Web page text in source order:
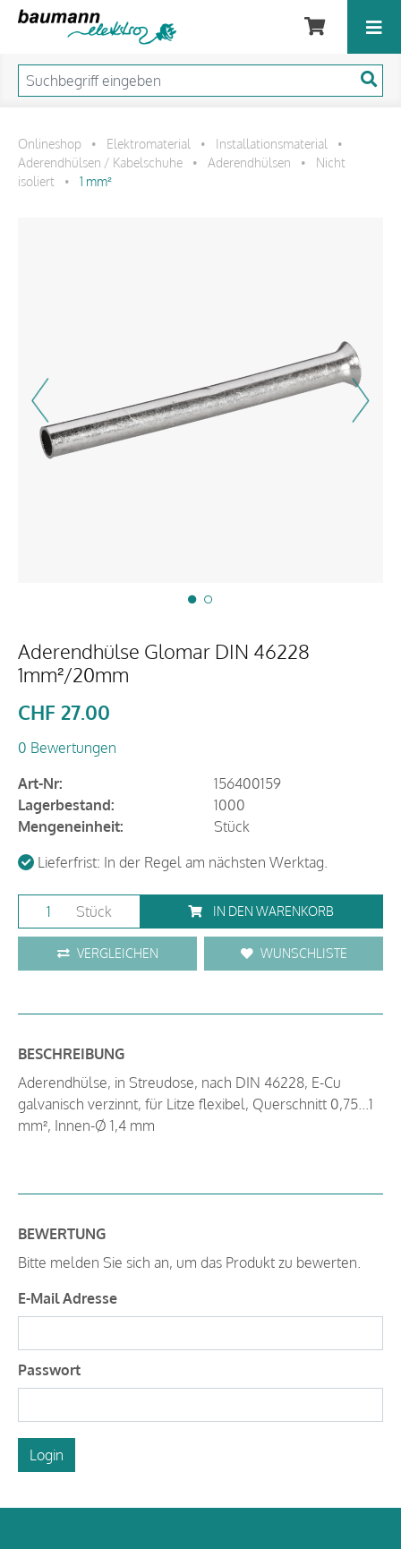
Onlineshop • Elektromaterial • Installationsmaterial
•
Aderendhülsen / Kabelschuhe
• Aderendhülsen •
Nicht
isoliert
• 1 mm²
Aderendhülse Glomar DIN 46228
1mm²/20mm
CHF 27.00
0 Bewertungen
Art-Nr:
156400159
Lagerbestand:
1000
Mengeneinheit:
Stück
Lieferfrist: In der Regel am nächsten Werktag.
Stück IN DEN WARENKORB
VERGLEICHEN WUNSCHLISTE
BESCHREIBUNG
Aderendhülse, in Streudose, nach DIN 46228, E-Cu
galvanisch verzinnt, für Litze flexibel, Querschnitt 0,75...1
mm², Innen-Ø 1,4 mm
BEWERTUNG
Bitte melden Sie sich an, um das Produkt zu bewerten.
E-Mail Adresse
Passwort
Login